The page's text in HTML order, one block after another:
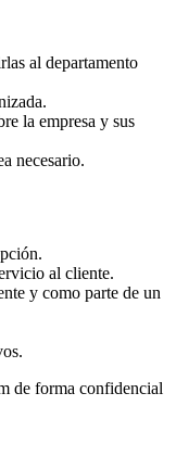
al departamento
la empresa y sus
necesario.
al cliente.
y como parte de un
de forma confidencial